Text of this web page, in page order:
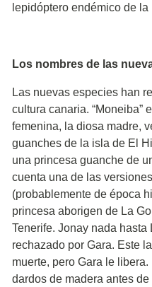
lepidóptero endémico de
Los nombres de las
Las nuevas especies han
cultura canaria. “Moneiba”
femenina, la diosa madre,
guanches de la isla de El
una princesa guanche de
cuenta una de las
(probablemente de época
princesa aborigen de La
Tenerife. Jonay nada hasta
rechazado por Gara. Este
muerte, pero Gara le
dardos de madera antes